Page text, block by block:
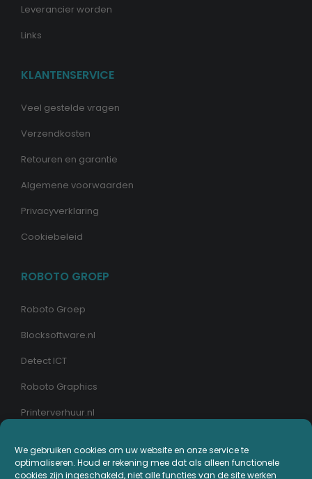
We gebruiken cookies om uw website en onze service te
optimaliseren. Houd er rekening mee dat als alleen functionele
cookies zijn ingeschakeld, niet alle functies van de site werken
Leverancier worden
Links
KLANTENSERVICE
Veel gestelde vragen
Verzendkosten
Retouren en garantie
Algemene voorwaarden
Privacyverklaring
Cookiebeleid
ROBOTO GROEP
Roboto Groep
Blocksoftware.nl
Detect ICT
Roboto Graphics
Printerverhuur.nl
MIJN PRINTERPLAZA.NL